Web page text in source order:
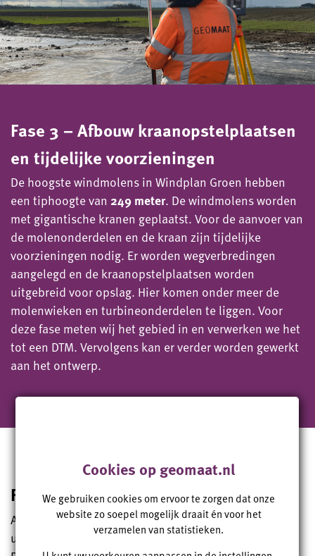
Fase 3 – Afbouw kraanopstelplaatsen
en tijdelijke voorzieningen
De hoogste windmolens in Windplan Groen hebben
een tiphoogte van 249 meter. De windmolens worden
met gigantische kranen geplaatst. Voor de aanvoer van
de molenonderdelen en de kraan zijn tijdelijke
voorzieningen nodig. Er worden wegverbredingen
aangelegd en de kraanopstelplaatsen worden
uitgebreid voor opslag. Hier komen onder meer de
molenwieken en turbineonderdelen te liggen. Voor
deze fase meten wij het gebied in en verwerken we het
tot een DTM. Vervolgens kan er verder worden gewerkt
aan het ontwerp.
Fase 4 – Bouw windmolens
Als alle voorbereidende werkzaamheden zijn
uitgevoerd, kunnen de windmolens worden gebouwd.
Cookies op geomaat.nl
We gebruiken cookies om ervoor te zorgen dat onze
website zo soepel mogelijk draait én voor het
verzamelen van statistieken.